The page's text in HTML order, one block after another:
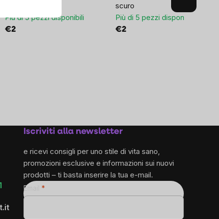
Più di 5 pezzi disponibili
€2
scuro
Più di 5 pezzi disponibili
€2
Iscriviti alla newsletter
e ricevi consigli per uno stile di vita sano,
promozioni esclusive e informazioni sui nuovi
prodotti – ti basta inserire la tua e-mail.
Email